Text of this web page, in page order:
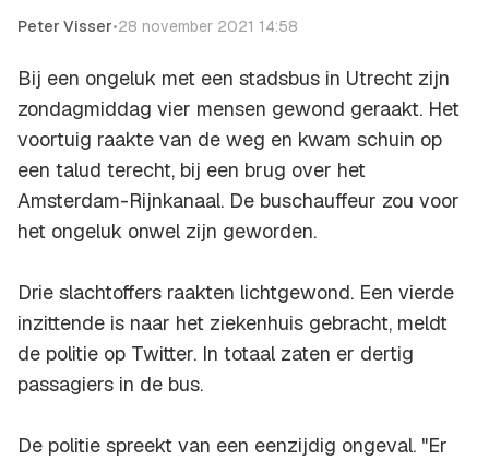
Peter Visser•28 november 2021 14:58
Bij een ongeluk met een stadsbus in Utrecht zijn
zondagmiddag vier mensen gewond geraakt. Het
voortuig raakte van de weg en kwam schuin op
een talud terecht, bij een brug over het
Amsterdam-Rijnkanaal. De buschauffeur zou voor
het ongeluk onwel zijn geworden.
Drie slachtoffers raakten lichtgewond. Een vierde
inzittende is naar het ziekenhuis gebracht, meldt
de politie op Twitter. In totaal zaten er dertig
passagiers in de bus.
De politie spreekt van een eenzijdig ongeval. "Er